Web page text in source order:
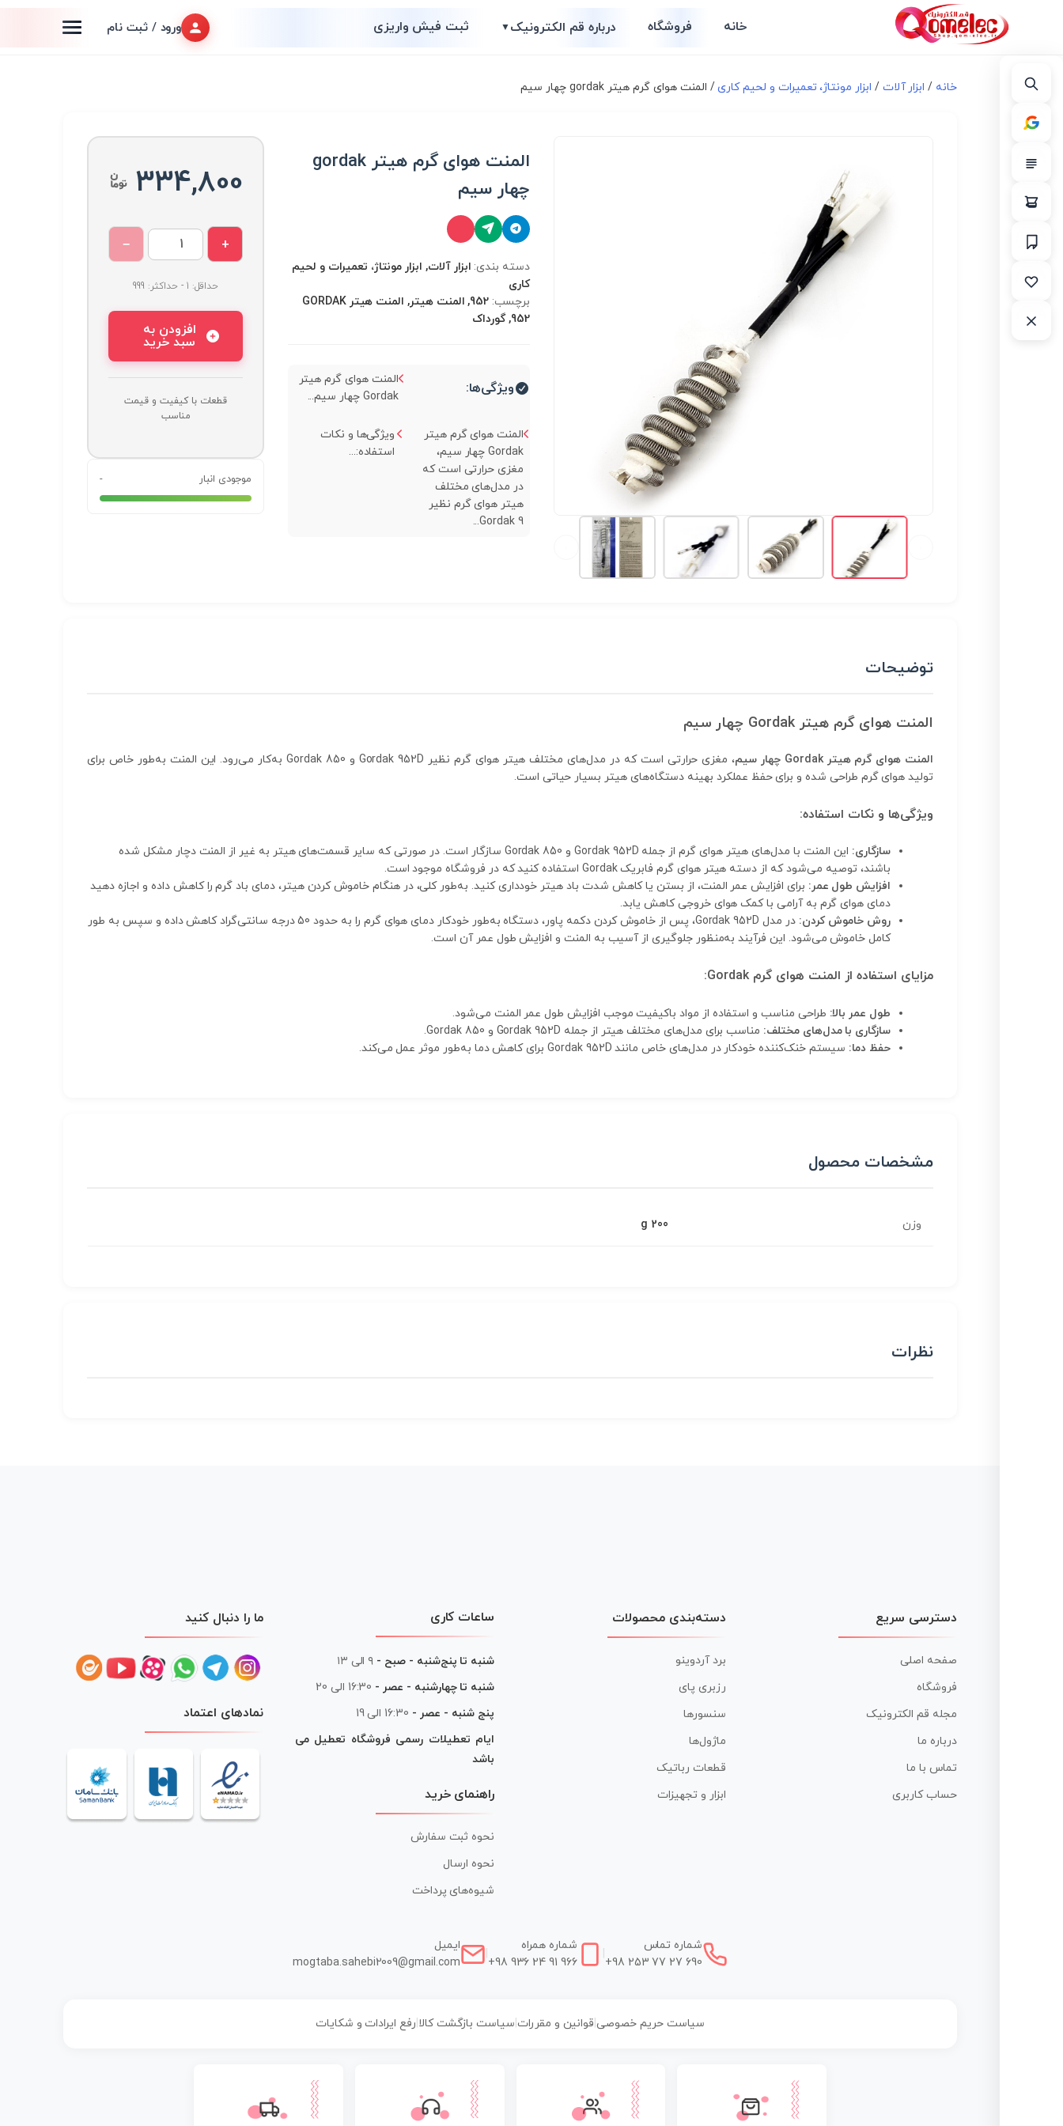
خانه فروشگاه درباره قم الکترونیک▼ ثبت فیش واریزی ورود / ثبت نام
خانه / ابزار آلات / ابزار مونتاژ، تعميرات و لحیم کاری/ المنت هوای گرم هیتر gordak چهار سیم
المنت هوای گرم هیتر gordak
چهار سیم
دسته بندی: ابزار آلات, ابزار مونتاژ، تعميرات و لحیم
کاری
برچسب:
952, المنت هیتر, المنت هیتر GORDAK
952, گورداک
ویژگی‌ها:
المنت هوای گرم هیتر
Gordak چهار سیم...
المنت هوای گرم هیتر
Gordak چهار سیم،
مغزی حرارتی است که
در مدل‌های مختلف
هیتر هوای گرم نظیر
Gordak 9...
ویژگی‌ها و نکات
استفاده:...
334,800
+
−
حداقل: 1 - حداکثر: 999
افزودن به
سبد خرید
قطعات با کیفیت و قیمت
مناسب
موجودی انبار -
توضیحات
المنت هوای گرم هیتر Gordak چهار سیم
المنت هوای گرم هیتر Gordak چهار سیم
، مغزی حرارتی است که در مدل‌های مختلف هیتر هوای گرم نظیر Gordak 952D و Gordak 850 به‌کار می‌رود. این المنت به‌طور خاص برای
تولید هوای گرم طراحی شده و برای حفظ عملکرد بهینه دستگاه‌های هیتر بسیار حیاتی است.
ویژگی‌ها و نکات استفاده:
سازگاری:
این المنت با مدل‌های هیتر هوای گرم از جمله Gordak 952D و Gordak 850 سازگار است. در صورتی که سایر قسمت‌های هیتر به غیر از المنت دچار مشکل شده
باشند، توصیه می‌شود که از دسته هیتر هوای گرم فابریک Gordak استفاده کنید که در فروشگاه موجود است.
افزایش طول عمر: برای افزایش عمر المنت، از بستن یا کاهش شدت باد هیتر خودداری کنید. به‌طور کلی، در هنگام خاموش کردن هیتر، دمای باد گرم را کاهش داده و اجازه دهید
دمای هوای گرم به آرامی با کمک هوای خروجی کاهش یابد.
روش خاموش کردن:
در مدل Gordak 952D، پس از خاموش کردن دکمه پاور، دستگاه به‌طور خودکار دمای هوای گرم را به حدود 50 درجه سانتی‌گراد کاهش داده و سپس به طور
کامل خاموش می‌شود. این فرآیند به‌منظور جلوگیری از آسیب به المنت و افزایش طول عمر آن است.
مزایای استفاده از المنت هوای گرم Gordak:
طول عمر بالا: طراحی مناسب و استفاده از مواد باکیفیت موجب افزایش طول عمر المنت می‌شود.
سازگاری با مدل‌های مختلف: مناسب برای مدل‌های مختلف هیتر از جمله Gordak 952D و Gordak 850.
حفظ دما: سیستم خنک‌کننده خودکار در مدل‌های خاص مانند Gordak 952D برای کاهش دما به‌طور موثر عمل می‌کند.
مشخصات محصول
وزن 200 g
نظرات
دسترسی سریع
صفحه اصلی
فروشگاه
مجله قم الکترونیک
درباره ما
تماس با ما
حساب کاربری
دسته‌بندی محصولات
برد آردوینو
رزبری پای
سنسورها
ماژول‌ها
قطعات رباتیک
ابزار و تجهیزات
ساعات کاری
شنبه تا پنج‌شنبه - صبح - ۹ الی ۱۳
شنبه تا چهارشنبه - عصر - 16:30 الی 20
پنج شنبه - عصر - 16:30 الی 19
ایام تعطیلات رسمی فروشگاه تعطیل می
باشد
راهنمای خرید
نحوه ثبت سفارش
نحوه ارسال
شیوه‌های پرداخت
ما را دنبال کنید
نمادهای اعتماد
شماره تماس
+98 253 77 27 690
شماره همراه
+98 936 24 91 966
ایمیل
mogtaba.sahebi2009@gmail.com
سیاست حریم خصوصی| قوانین و مقررات سیاست بازگشت کالا رفع ایرادات و شکایات